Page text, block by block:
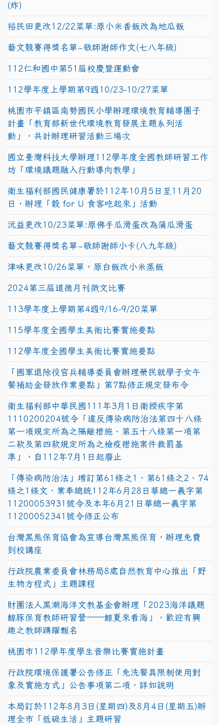
(炸)
裕民田更改12/22菜單:原小米香飯改為地瓜飯
藝文競賽得獎名單~敬師謝師作文(七八年級)
112仁和國中第51屆校慶暨運動會
112學年度上學期第9週10/23-10/27菜單
桃園市平鎮區南勢國民小學辦理環境教育輔導團子
計畫「教育部新世代環境教育發展主題系列活
動」，共計辦理研習活動三場次
國立臺灣科技大學辦理112學年度全國教師研習工作
坊「環境議題融入行動導向教學」
衛生福利部國民健康署於112年10月5日至11月20
日，辦理「穀 for U 食客吃起來」活動
沅益更改10/23菜單:原佛手瓜滑蛋改為蒲瓜滑蛋
藝文競賽得獎名單~敬師謝師小卡(八九年級)
津味更改10/26菜單，原白飯改小米蒸飯
2024第三屆道德月刊徵文比賽
113學年度上學期第4週9/16-9/20菜單
115學年度全國學生美術比賽實施要點
112學年度全國學生美術比賽實施要點
「國軍退除役官兵輔導委員會辦理榮民就學子女午
餐補助金發放作業要點」第7點修正規定發布令
衛生福利部中華民國111年3月1日衛授疾字第
1110200204號令「違反傳染病防治法第四十八條
第一項規定所為之隔離措施、第五十八條第一項第
二款及第四款規定所為之檢疫措施案件裁罰基
準」，自112年7月1日起廢止
「傳染病防治法」增訂第61條之1、第61條之2、74
條之1條文，業奉總統112年6月28日華總一義字第
11200053931號令及本年6月21日華總一義字第
11200052341號令修正公布
台灣黑熊保育協會為宣導台灣黑熊保育，辦理免費
到校講座
行政院農業委員會林務局8處自然教育中心推出「野
生物方程式」主題課程
財團法人黑潮海洋文教基金會辦理「2023海洋議題
鯨豚保育教師研習營──鯨夏來看海」，歡迎有興
趣之教師踴躍報名
桃園市112學年度學生音樂比賽實施計畫
行政院環境保護署公告修正「免洗餐具限制使用對
象及實施方式」公告事項第二項，詳如說明
本局訂於112年8月3日(星期四)及8月4日(星期五)辦
理全市「低碳生活」主題研習